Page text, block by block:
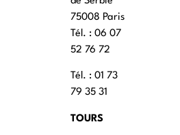
75008 Paris
Tél. : ‭06 07
52 76 72
Tél. : 01 73
79 35 31
TOURS